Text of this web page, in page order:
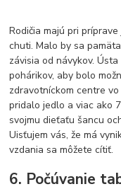
Rodičia majú pri
chuti. Malo by sa
závisia od návykov.
pohárikov, aby bolo
zdravotníckom centre
pridalo jedlo a viac ako
svojmu dieťaťu šancu
Uisťujem vás, že má
vzdania sa môžete cítiť.
6. Počúvanie